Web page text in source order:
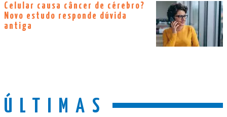
Celular causa câncer de cérebro?
Novo estudo responde dúvida
antiga
ÚLTIMAS